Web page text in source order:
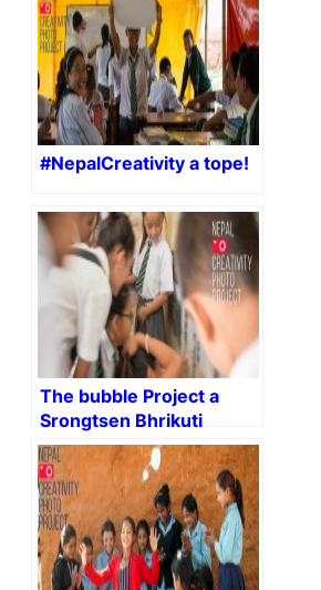
#NepalCreativity a tope!
The bubble Project a
Srongtsen Bhrikuti
Boarding High School.